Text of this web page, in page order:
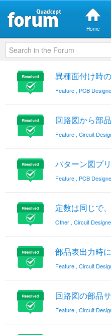
Home
異種面付け時
Feature , PCB
回路図から部
Feature , Circuit
パターン図プ
Feature , PCB
定数は同じで
Other , Circuit
部品表出力時
Feature , Circuit
回路図の部品
Feature , Circuit